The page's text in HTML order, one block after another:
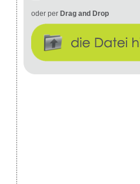
oder per Drag and Drop